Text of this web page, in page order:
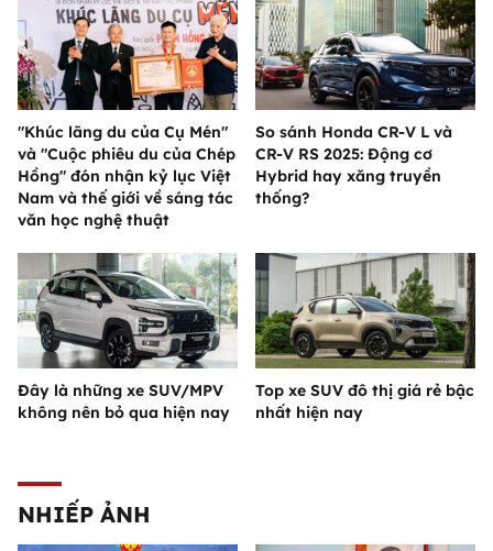
"Khúc lãng du của Cụ Mén"
và "Cuộc phiêu du của Chép
Hồng" đón nhận kỷ lục Việt
Nam và thế giới về sáng tác
văn học nghệ thuật
So sánh Honda CR-V L và
CR-V RS 2025: Động cơ
Hybrid hay xăng truyền
thống?
Đây là những xe SUV/MPV
không nên bỏ qua hiện nay
Top xe SUV đô thị giá rẻ bậc
nhất hiện nay
NHIẾP ẢNH